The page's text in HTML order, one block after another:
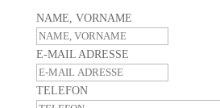
NAME, VORNAME
E-MAIL ADRESSE
TELEFON